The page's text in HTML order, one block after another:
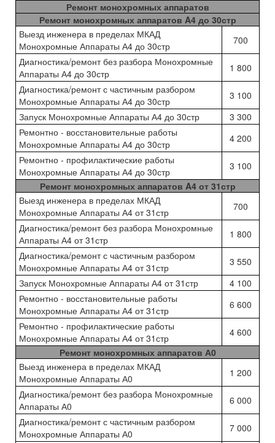
Ремонт монохромных аппаратов
Ремонт монохромных аппаратов A4 до 30стр
Выезд инженера в пределах МКАД
Монохромные Аппараты А4 до 30стр
700
Диагностика/ремонт без разбора Монохромные
Аппараты А4 до 30стр
1 800
Диагностика/ремонт с частичным разбором
Монохромные Аппараты А4 до 30стр
3 100
Запуск Монохромные Аппараты А4 до 30стр
3 300
Ремонтно - восстановительные работы
Монохромные Аппараты А4 до 30стр
4 200
Ремонтно - профилактические работы
Монохромные Аппараты А4 до 30стр
3 100
Ремонт монохромных аппаратов A4 от 31стр
Выезд инженера в пределах МКАД
Монохромные Аппараты А4 от 31стр
700
Диагностика/ремонт без разбора Монохромные
Аппараты А4 от 31стр
1 800
Диагностика/ремонт с частичным разбором
Монохромные Аппараты А4 от 31стр
3 550
Запуск Монохромные Аппараты А4 от 31стр
4 100
Ремонтно - восстановительные работы
Монохромные Аппараты А4 от 31стр
6 600
Ремонтно - профилактические работы
Монохромные Аппараты А4 от 31стр
4 600
Ремонт монохромных аппаратов А0
Выезд инженера в пределах МКАД
Монохромные Аппараты А0
1 200
Диагностика/ремонт без разбора Монохромные
Аппараты А0
6 000
Диагностика/ремонт с частичным разбором
Монохромные Аппараты А0
7 000